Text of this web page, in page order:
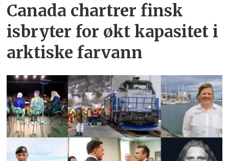
Canada chartrer finsk
isbryter for økt kapasitet i
arktiske farvann